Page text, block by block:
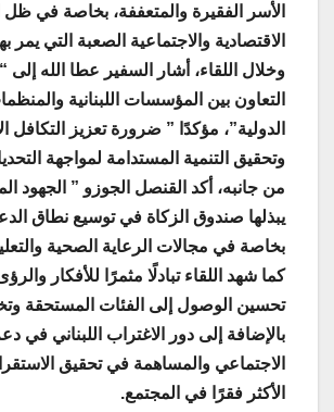
الأسر الفقيرة والمتعففة، بخاصة في
الاقتصادية والاجتماعية الصعبة التي يمر
وخلال اللقاء، أشار السفير عطا الله إلى
التعاون بين المؤسسات اللبنانية
الدولية”، مؤكدًا ” ضرورة تعزيز التكافل
وتحقيق التنمية المستدامة لمواجهة
من جانبه، أكد القنصل الجوزو ” الجهود
يبذلها صندوق الزكاة في توسيع نطاق
بخاصة في مجالات الرعاية الصحية
كما شهد اللقاء تبادلًا مثمرًا للأفكار
تحسين الوصول إلى الفئات المستحقة
بالإضافة إلى دور الاغتراب اللبناني في
الاجتماعي والمساهمة في تحقيق
الأكثر فقرًا في المجتمع.